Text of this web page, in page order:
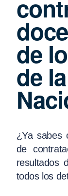
de
de
¿Ya sabes
de
resultados
todos los